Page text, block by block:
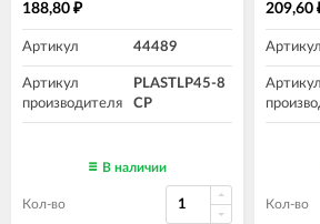
188,80 ₽
Артикул 44489
Артикул
производителя
PLASTLP45-8
CP
В наличии
Кол-во
209,60
Артикул
Артикул
Кол-во